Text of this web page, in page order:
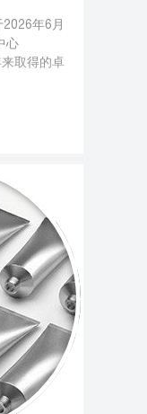
年6月
心
来取得的卓